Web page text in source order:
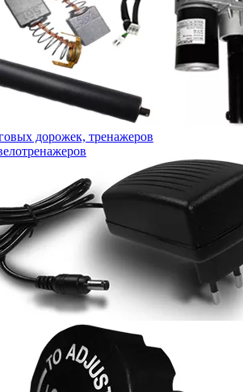
дорожек, тренажеров